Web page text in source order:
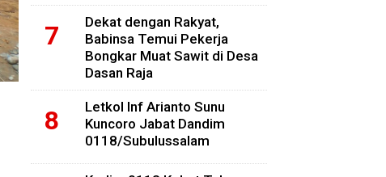
Dekat dengan Rakyat,
Babinsa Temui Pekerja
Bongkar Muat Sawit di Desa
Dasan Raja
Letkol Inf Arianto Sunu
Kuncoro Jabat Dandim
0118/Subulussalam